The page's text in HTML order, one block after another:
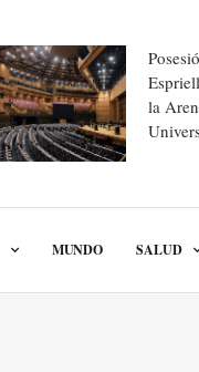
la
MUNDO SALUD